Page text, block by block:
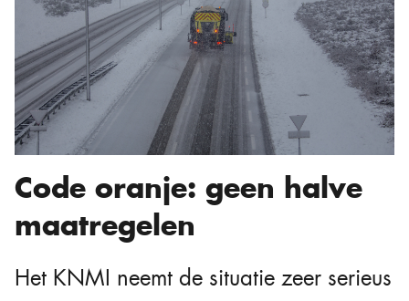
Code oranje: geen halve
maatregelen
Het KNMI neemt de situatie zeer serieus